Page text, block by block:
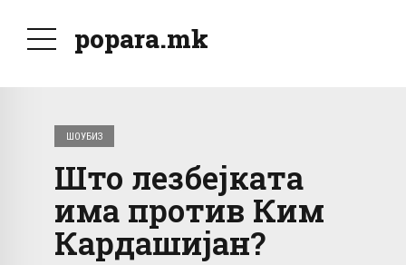
popara.mk
ШОУБИЗ
Што лезбејката
има против Ким
Кардашијан?